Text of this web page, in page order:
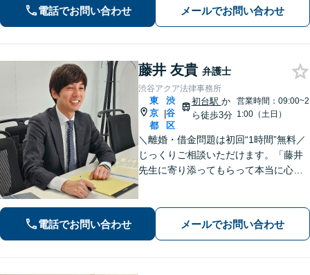
とは一切言いません。安心しておまか
せください。
電話でお問い合わせ メールでお問い合わせ
藤井 友貴 弁護士
渋谷アクア法律事務所
東
京
都
|
渋
谷
区
初台駅 か
ら徒歩3分
営業時間：09:00~2
1:00（土日）
＼離婚・借金問題は初回“1時間”無料／
じっくりご相談いただけます。「藤井
先生に寄り添ってもらって本当に心強
に真剣に向き合います【休日・夜間相
談可／完全個室】【企業法務も対応】
電話でお問い合わせ メールでお問い合わせ